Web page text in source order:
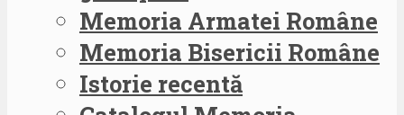
Memoria Armatei Române
Memoria Bisericii Române
Istorie recentă